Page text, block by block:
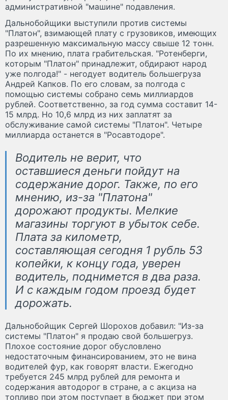
административной "машине" подавления.
Дальнобойщики выступили против системы
"Платон", взимающей плату с грузовиков, имеющих
разрешенную максимальную массу свыше 12 тонн.
По их мнению, плата грабительская. "Ротенберги,
которым "Платон" принадлежит, обдирают народ
уже полгода!" - негодует водитель большегруза
Андрей Капков. По его словам, за полгода с
помощью системы собрано семь миллиардов
рублей. Соответственно, за год сумма составит 14-
15 млрд. Но 10,6 млрд из них заплатят за
обслуживание самой системы "Платон". Четыре
миллиарда останется в "Росавтодоре".
Водитель не верит, что
оставшиеся деньги пойдут на
содержание дорог. Также, по его
мнению, из-за "Платона"
дорожают продукты. Мелкие
магазины торгуют в убыток себе.
Плата за километр,
составляющая сегодня 1 рубль 53
копейки, к концу года, уверен
водитель, поднимется в два раза.
И с каждым годом проезд будет
дорожать.
Дальнобойщик Сергей Шорохов добавил: "Из-за
системы "Платон" я продаю свой большегруз.
Плохое состояние дорог обусловлено
недостаточным финансированием, это не вина
водителей фур, как говорят власти. Ежегодно
требуется 245 млрд рублей для ремонта и
содержания автодорог в стране, а с акциза на
топливо при этом поступает в бюджет при этом